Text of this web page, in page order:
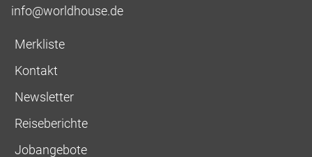
info@worldhouse.de
Merkliste
Kontakt
Newsletter
Reiseberichte
Jobangebote